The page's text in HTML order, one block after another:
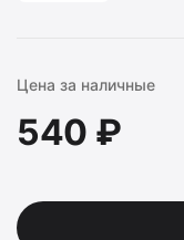
Цена за наличные
540 ₽